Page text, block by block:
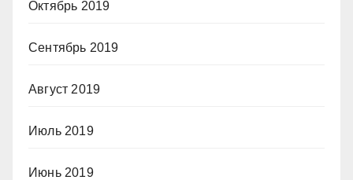
Октябрь 2019
Сентябрь 2019
Август 2019
Июль 2019
Июнь 2019